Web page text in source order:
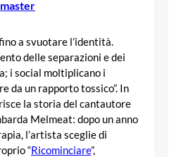
master
a svuotare l’identità.
delle separazioni e dei
i social moltiplicano i
da un rapporto tossico”. In
la storia del cantautore
Melmeat: dopo un anno
l’artista sceglie di
“Ricominciare”,